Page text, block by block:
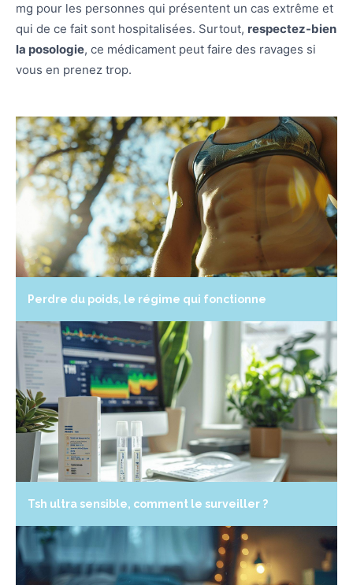
mg pour les personnes qui présentent un cas extrême et
qui de ce fait sont hospitalisées. Surtout, respectez-bien
la posologie, ce médicament peut faire des ravages si
vous en prenez trop.
Perdre du poids, le régime qui fonctionne
Tsh ultra sensible, comment le surveiller ?